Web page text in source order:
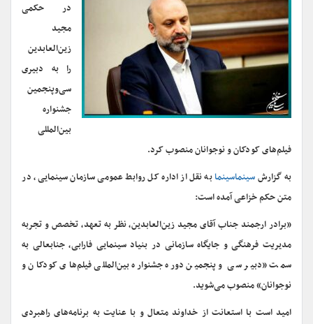
در حکمی
مجید
زین‌العابدین
را به دبیری
سی‌وپنجمین
جشنواره
بین‌المللی
فیلم‌های کودکان و نوجوانان منصوب کرد.
به گزارشسینماسینمابه نقل از اداره کل روابط عمومی سازمان سینمایی، در
متن حکم خزاعی آمده است:
«برادر ارجمند جناب آقای مجید زین‌العابدین، نظر به تعهد، تخصص و تجربه
مدیریت فرهنگی و جایگاه سازمانی در بنیاد سینمایی فارابی، جنابعالی به
سمت «دبیر سی و پنجمین دوره جشنواره بین‌المللی فیلم‌های کودکان و
نوجوانان» منصوب می‌شوید.
امید است با استعانت از خداوند متعال و با عنایت به برنامه‌های راهبردی